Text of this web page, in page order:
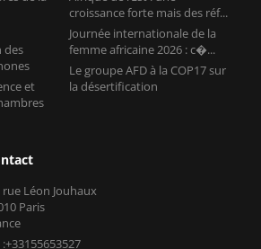
des
et
croissance forte mais des réf...
Journée internationale de la
femme africaine 2026 : c�...
Le groupe AFD à la COP17 sur
la désertification
rue Léon Jouhaux
Paris
:+33155653527